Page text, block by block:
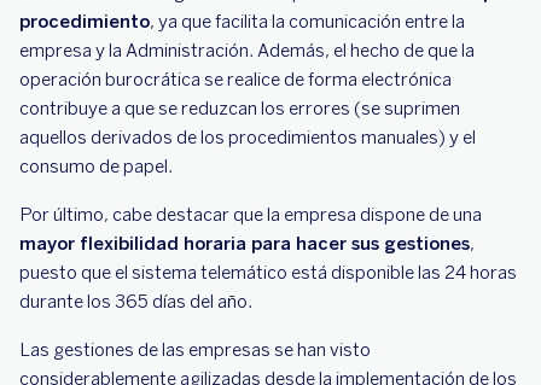
procedimiento, ya que facilita la comunicación entre la
empresa y la Administración. Además, el hecho de que la
operación burocrática se realice de forma electrónica
contribuye a que se reduzcan los errores (se suprimen
aquellos derivados de los procedimientos manuales) y el
consumo de papel.
Por último, cabe destacar que la empresa dispone de una
mayor flexibilidad horaria para hacer sus gestiones,
puesto que el sistema telemático está disponible las 24 horas
durante los 365 días del año.
Las gestiones de las empresas se han visto
considerablemente agilizadas desde la implementación de los